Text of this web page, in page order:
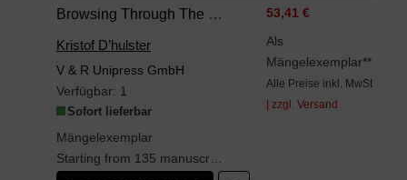
Browsing Through The Sultan’s Bookshelves
Kristof D’hulster
V & R Unipress GmbH
Verfügbar: 1
Sofort lieferbar
Mängelexemplar
53,41 €
Als
Mängelexemplar**
Alle Preise inkl. MwSt
| zzgl. Versand